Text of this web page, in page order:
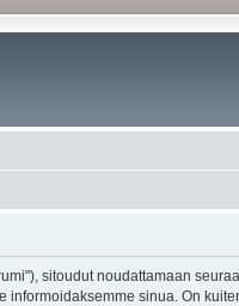
sitoudut noudattamaan
sinua. On